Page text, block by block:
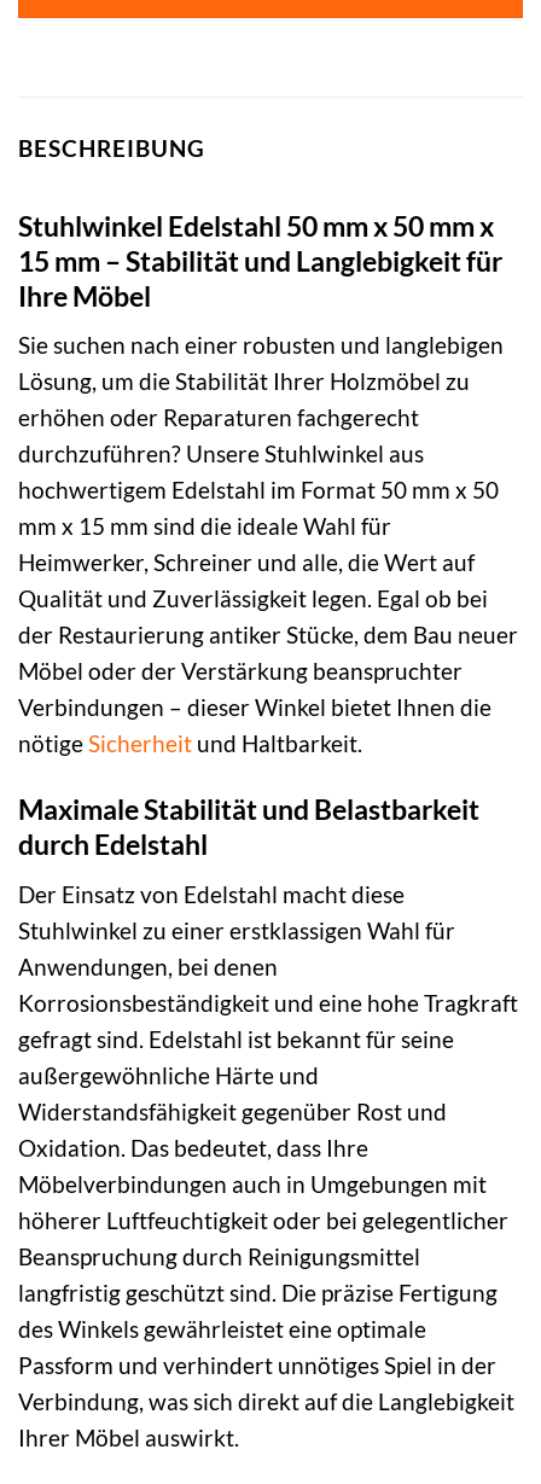
BESCHREIBUNG
Stuhlwinkel Edelstahl 50 mm x 50 mm x
15 mm – Stabilität und Langlebigkeit für
Ihre Möbel
Sie suchen nach einer robusten und langlebigen
Lösung, um die Stabilität Ihrer Holzmöbel zu
erhöhen oder Reparaturen fachgerecht
durchzuführen? Unsere Stuhlwinkel aus
hochwertigem Edelstahl im Format 50 mm x 50
mm x 15 mm sind die ideale Wahl für
Heimwerker, Schreiner und alle, die Wert auf
Qualität und Zuverlässigkeit legen. Egal ob bei
der Restaurierung antiker Stücke, dem Bau neuer
Möbel oder der Verstärkung beanspruchter
Verbindungen – dieser Winkel bietet Ihnen die
nötigeSicherheit und Haltbarkeit.
Maximale Stabilität und Belastbarkeit
durch Edelstahl
Der Einsatz von Edelstahl macht diese
Stuhlwinkel zu einer erstklassigen Wahl für
Anwendungen, bei denen
Korrosionsbeständigkeit und eine hohe Tragkraft
gefragt sind. Edelstahl ist bekannt für seine
außergewöhnliche Härte und
Widerstandsfähigkeit gegenüber Rost und
Oxidation. Das bedeutet, dass Ihre
Möbelverbindungen auch in Umgebungen mit
höherer Luftfeuchtigkeit oder bei gelegentlicher
Beanspruchung durch Reinigungsmittel
langfristig geschützt sind. Die präzise Fertigung
des Winkels gewährleistet eine optimale
Passform und verhindert unnötiges Spiel in der
Verbindung, was sich direkt auf die Langlebigkeit
Ihrer Möbel auswirkt.